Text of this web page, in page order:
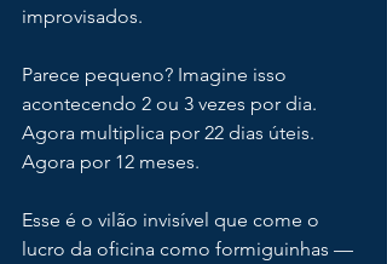
improvisados.
Parece pequeno? Imagine isso
acontecendo 2 ou 3 vezes por dia.
Agora multiplica por 22 dias úteis.
Agora por 12 meses.
Esse é o vilão invisível que come o
lucro da oficina como formiguinhas —